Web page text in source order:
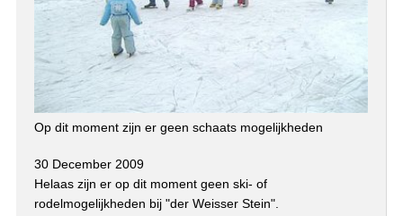
Op dit moment zijn er geen schaats mogelijkheden
30 December 2009
Helaas zijn er op dit moment geen ski- of
rodelmogelijkheden bij "der Weisser Stein".